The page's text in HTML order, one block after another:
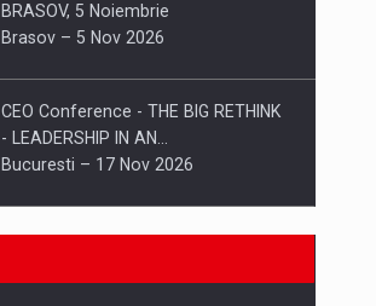
BRASOV, 5 Noiembrie
Brasov – 5 Nov 2026
CEO Conference - THE BIG RETHINK
- LEADERSHIP IN AN…
Bucuresti – 17 Nov 2026
Be Inspired. Make it Happen!, CLUJ, 9